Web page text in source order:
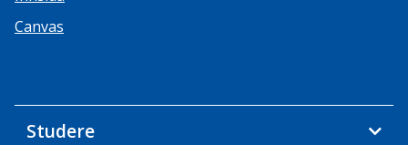
Canvas
Studere